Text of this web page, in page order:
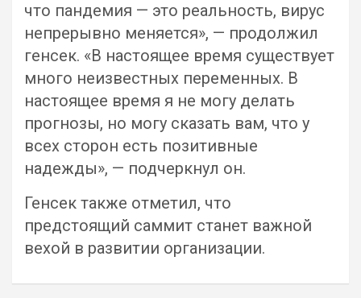
что пандемия — это реальность, вирус
непрерывно меняется», — продолжил
генсек. «В настоящее время существует
много неизвестных переменных. В
настоящее время я не могу делать
прогнозы, но могу сказать вам, что у
всех сторон есть позитивные
надежды», — подчеркнул он.
Генсек также отметил, что
предстоящий саммит станет важной
вехой в развитии организации.